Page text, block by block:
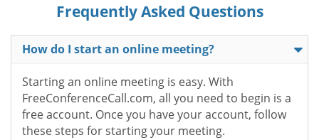
Frequently Asked Questions
How do I start an online meeting?
Starting an online meeting is easy. With
FreeConferenceCall.com, all you need to begin is a
free account. Once you have your account, follow
these steps for starting your meeting.